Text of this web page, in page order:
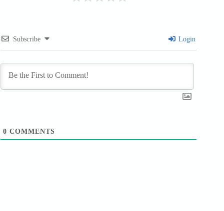
Subscribe Login
0 COMMENTS